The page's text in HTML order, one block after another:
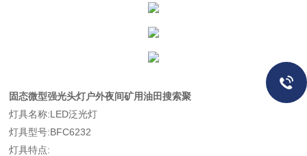
固态微型强光头灯户外夜间矿用油田搜索聚
灯具名称:LED泛光灯
灯具型号:BFC6232
灯具特点: